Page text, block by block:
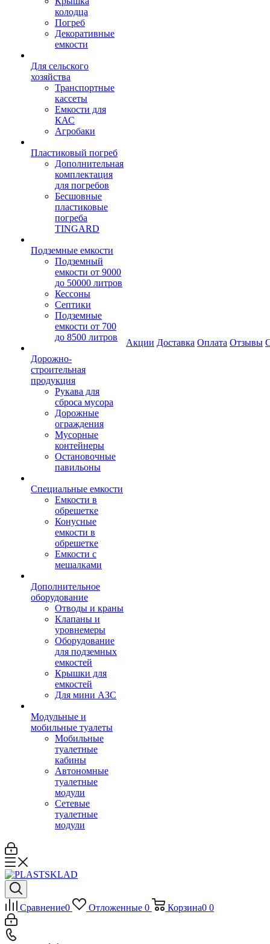
колодца
Погреб
Декоративные
емкости
Для сельского
хозяйства
Транспортные
кассеты
Емкости для
КАС
Агробаки
Пластиковый погреб
Дополнительная
комплектация
для погребов
Бесшовные
пластиковые
погреба
TINGARD
Подземные емкости
Подземный
емкости от 9000
до 50000 литров
Кессоны
Септики
Подземные
емкости от 700
до 8500 литров
Дорожно-
строительная
продукция
Рукава для
сброса мусора
Дорожные
ограждения
Мусорные
контейнеры
Остановочные
павильоны
Специальные емкости
Емкости в
обрешетке
Конусные
емкости в
обрешетке
Емкости с
мешалками
Дополнительное
оборудование
Отводы и краны
Клапаны и
уровнемеры
Оборудование
для подземных
емкостей
Крышки для
емкостей
Для мини АЗС
Модульные и
мобильные туалеты
Мобильные
туалетные
кабины
Автономные
туалетные
модули
Сетевые
туалетные
модули
Акции Доставка Оплата Отзывы
Сравнение0 Отложенные 0 Корзина0 0